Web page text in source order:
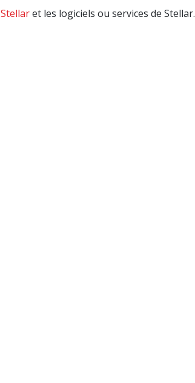
Stellaret les logiciels ou services de Stellar.